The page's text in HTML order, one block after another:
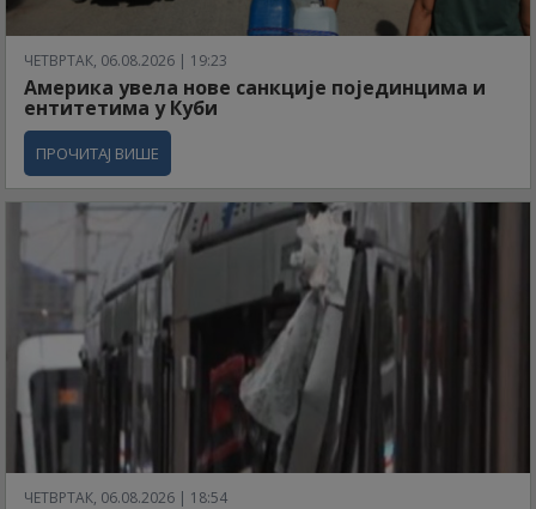
ЧЕТВРТАК, 06.08.2026 | 19:23
Америка увела нове санкције појединцима и
ентитетима у Куби
ПРОЧИТАЈ ВИШЕ
ЧЕТВРТАК, 06.08.2026 | 18:54